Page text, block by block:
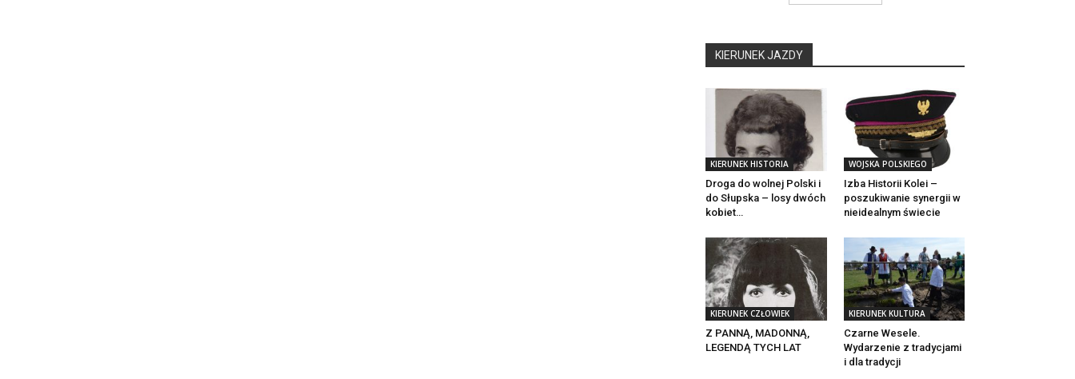
KIERUNEK JAZDY
KIERUNEK HISTORIA
Droga do wolnej Polski i
do Słupska – losy dwóch
kobiet…
WOJSKA POLSKIEGO
Izba Historii Kolei –
poszukiwanie synergii w
nieidealnym świecie
KIERUNEK CZŁOWIEK
Z PANNĄ, MADONNĄ,
LEGENDĄ TYCH LAT
KIERUNEK KULTURA
Czarne Wesele.
Wydarzenie z tradycjami
i dla tradycji